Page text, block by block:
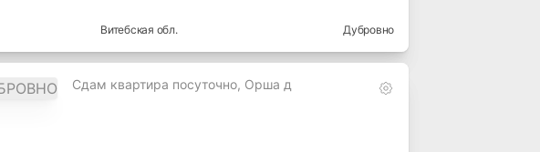
Витебская обл. Дубровно
Сдам квартира посуточно, Орша д